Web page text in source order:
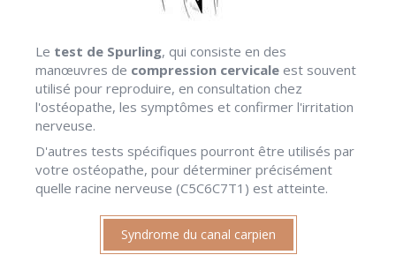
Le test de Spurling, qui consiste en des
manœuvres de compression cervicale est souvent
utilisé pour reproduire, en consultation chez
l'ostéopathe, les symptômes et confirmer l'irritation
nerveuse.
D'autres tests spécifiques pourront être utilisés par
votre ostéopathe, pour déterminer précisément
quelle racine nerveuse (C5C6C7T1) est atteinte.
Syndrome du canal carpien